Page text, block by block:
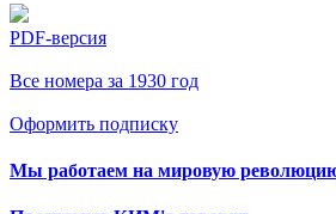
PDF-версия
Все номера за 1930 год
Оформить подписку
Мы работаем на мировую